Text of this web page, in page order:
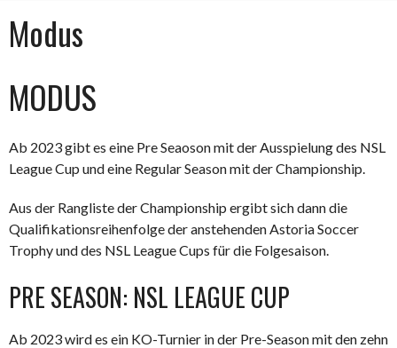
Modus
MODUS
Ab 2023 gibt es eine Pre Seaoson mit der Ausspielung des NSL
League Cup und eine Regular Season mit der Championship.
Aus der Rangliste der Championship ergibt sich dann die
Qualifikationsreihenfolge der anstehenden Astoria Soccer
Trophy und des NSL League Cups für die Folgesaison.
PRE SEASON: NSL LEAGUE CUP
Ab 2023 wird es ein KO-Turnier in der Pre-Season mit den zehn